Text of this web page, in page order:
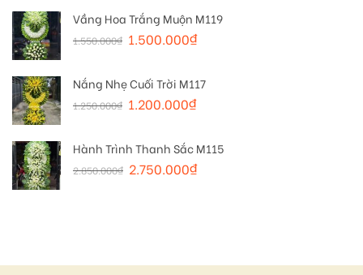
Vầng Hoa Trắng Muộn M119
1.550.000₫ 1.500.000₫
Nắng Nhẹ Cuối Trời M117
1.250.000₫ 1.200.000₫
Hành Trình Thanh Sắc M115
2.850.000₫ 2.750.000₫